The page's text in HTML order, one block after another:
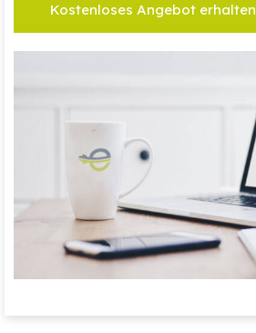
Kostenloses Angebot erhalten